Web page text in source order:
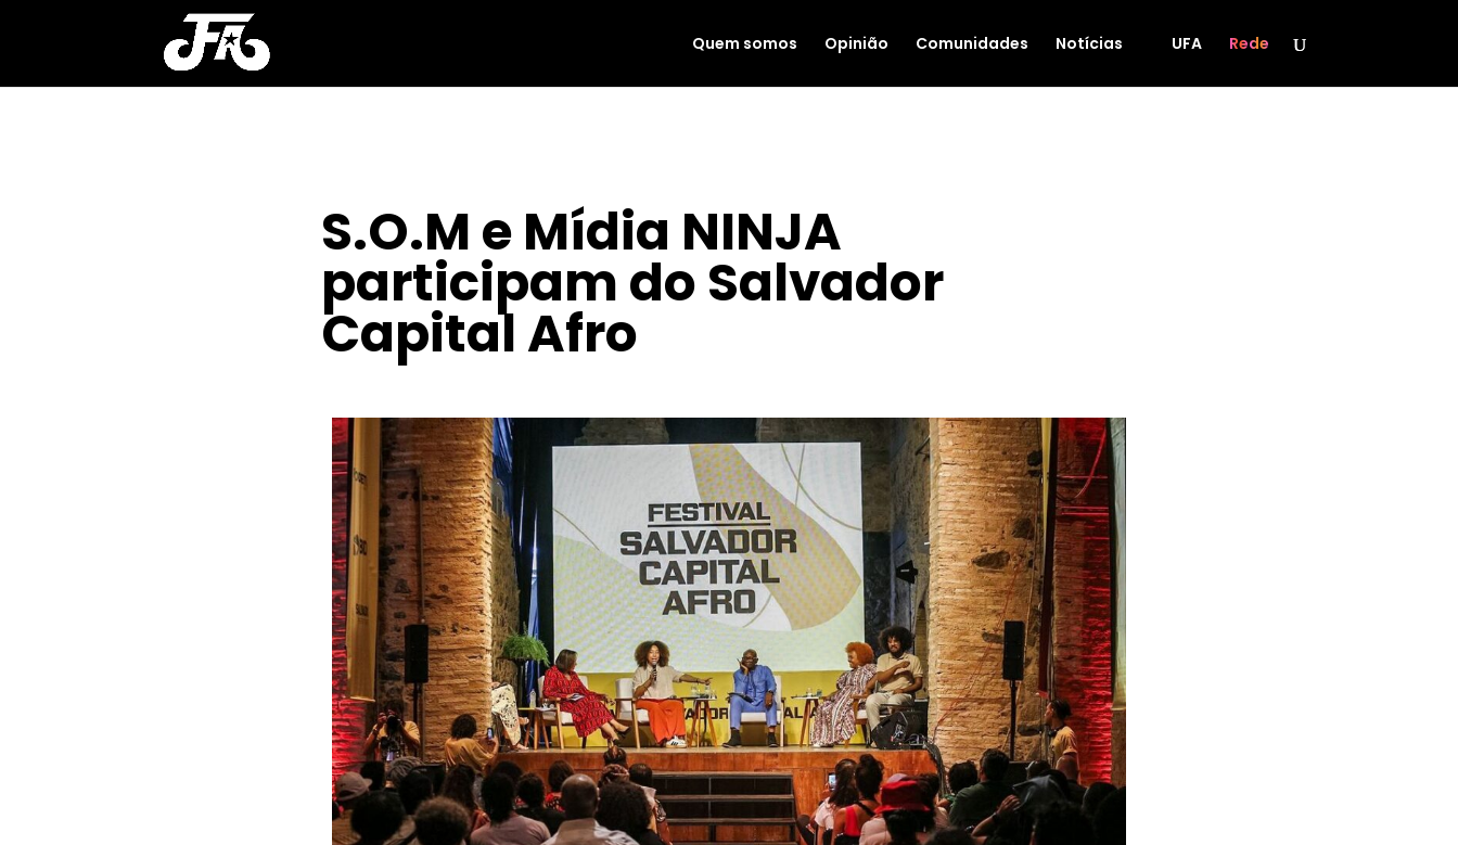
Quem somos Opinião Comunidades Notícias UFA Rede
S.O.M e Mídia NINJA
participam do Salvador
Capital Afro